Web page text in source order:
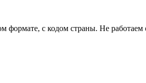
формате, с кодом страны. Не работаем